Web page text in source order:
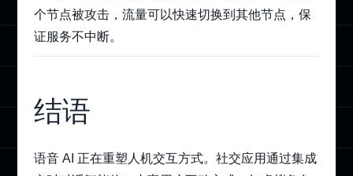
个节点被攻击，流量可以快速切换到其他节点，保
证服务不中断。
结语
语音 AI 正在重塑人机交互方式。社交应用通过集成